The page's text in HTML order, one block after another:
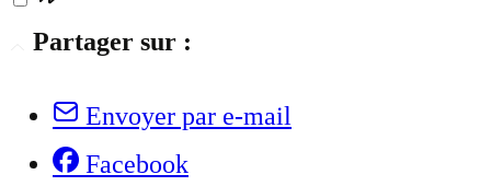
Partager sur :
Envoyer par e-mail
Facebook